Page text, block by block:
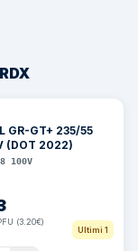
GR-GT+ 235/55
(DOT 2022)
100V
(3.20€)
Ultimi 1